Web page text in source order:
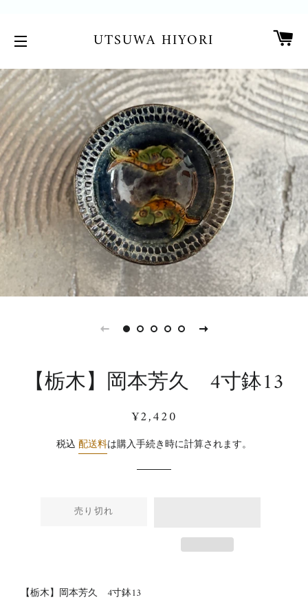
UTSUWA HIYORI
【栃木】岡本芳久 4寸鉢13
通
価
販
価
¥2,420
税込 配送料は購入手続き時に計算されます。
売り切れ
【栃木】岡本芳久 4寸鉢13